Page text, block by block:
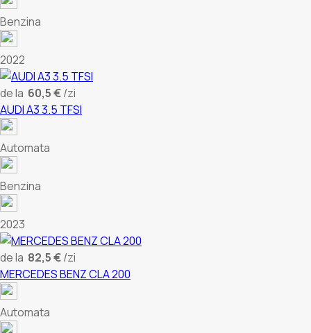
Benzina
2022
de la 60,5 €/zi
AUDI A3 3.5 TFSI
Automata
Benzina
2023
de la 82,5 €/zi
MERCEDES BENZ CLA 200
Automata